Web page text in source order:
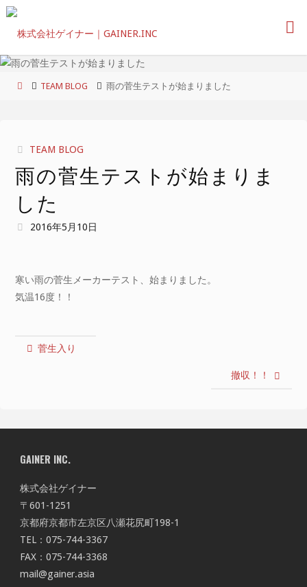
コ
ン
ホ
TEAM BLOG 雨の菅生テストが始まりました
TEAM BLOG
雨の菅生テストが始まりま
した
2016年5月10日
寒い雨の菅生メーカーテスト、始まりました。
気温16度！！
菅生入り
撤収！！
GAINER INC.
株式会社ゲイナー
〒601-1251
京都府京都市左京区八瀬花尻町198-1
TEL：075-744-3367
FAX：075-744-3368
mail@gainer.asia